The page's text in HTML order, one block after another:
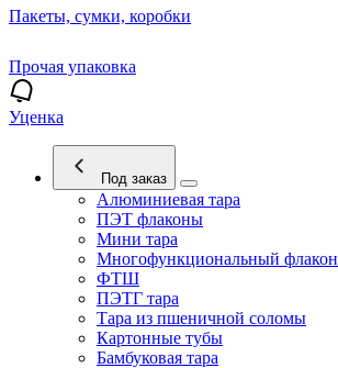
Пакеты, сумки, коробки
Прочая упаковка
Уценка
Под заказ
Алюминиевая тара
ПЭТ флаконы
Мини тара
Многофункциональный флакон
ФТШ
ПЭТГ тара
Тара из пшеничной соломы
Картонные тубы
Бамбуковая тара